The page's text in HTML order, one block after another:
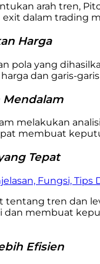
arah tren,
dalam trading
Harga
pola yang
dan garis-
Mendalam
melakukan
membuat
Tepat
Fungsi, Tips
tentang tren dan
membuat
Efisien